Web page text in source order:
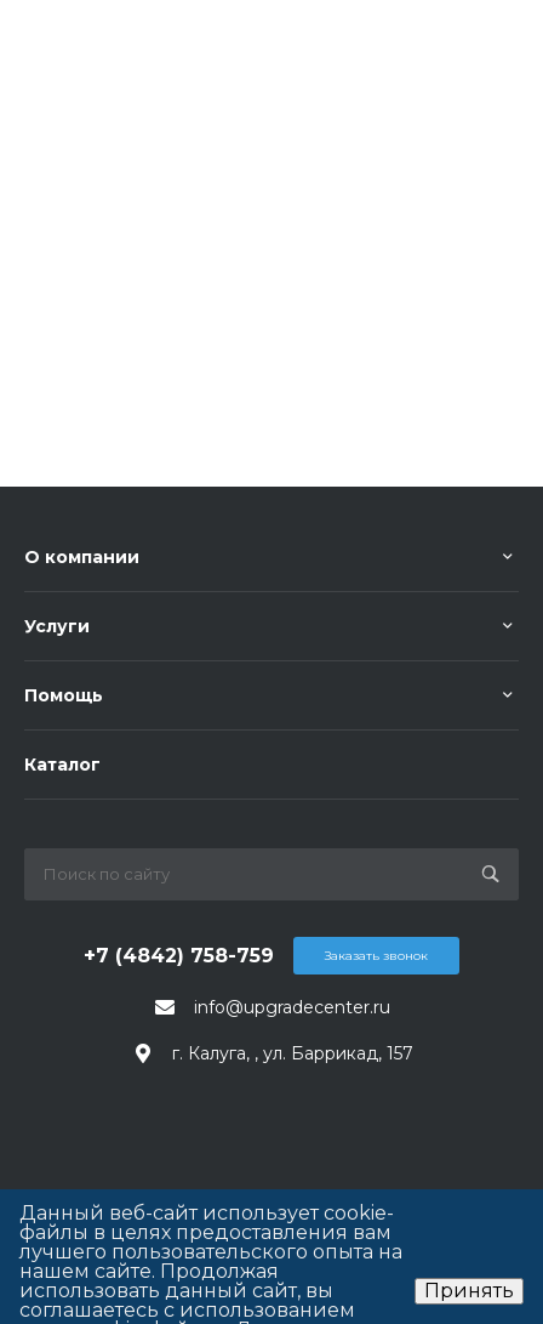
О компании
Услуги
Помощь
Каталог
info@upgradecenter.ru
+7 (4842) 758-759
г. Калуга, , ул. Баррикад, 157
Заказать звонок
Данный веб-сайт использует cookie-
файлы в целях предоставления вам
лучшего пользовательского опыта на
нашем сайте. Продолжая
использовать данный сайт, вы
соглашаетесь с использованием
Принять